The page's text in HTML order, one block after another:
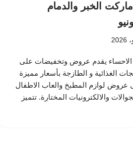
الخبر والدمام
الاحساء يقدم عروض وتخفيضات على
الغذائية و الطازجة بأسعار مميزة
عروض لوازم المطبخ والعاب الاطفال
والالكترونيات المختارة. تتميز